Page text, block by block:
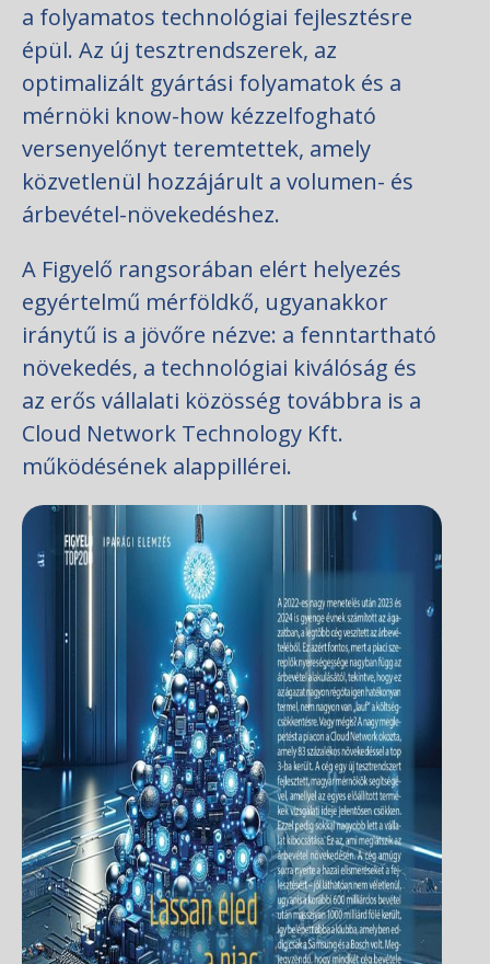
a folyamatos technológiai fejlesztésre
épül. Az új tesztrendszerek, az
optimalizált gyártási folyamatok és a
mérnöki know-how kézzelfogható
versenyelőnyt teremtettek, amely
közvetlenül hozzájárult a volumen- és
árbevétel-növekedéshez.
A Figyelő rangsorában elért helyezés
egyértelmű mérföldkő, ugyanakkor
iránytű is a jövőre nézve: a fenntartható
növekedés, a technológiai kiválóság és
az erős vállalati közösség továbbra is a
Cloud Network Technology Kft.
működésének alappillérei.